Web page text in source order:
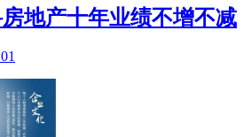
地产十年业绩不增不减